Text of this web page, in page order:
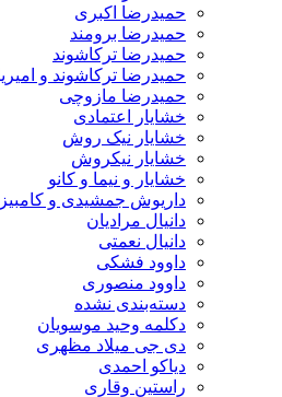
حمیدرضا اکبری
حمیدرضا برومند
حمیدرضا ترکاشوند
حمیدرضا ترکاشوند و امیریل ارجمند
حمیدرضا مازوچی
خشایار اعتمادی
خشایار نیک روش
خشایار نیکروش
خشایار و نیما و کانو
داریوش جمشیدی و کامبیز جمشیدی
دانیال مرادیان
دانیال نعمتی
داوود فشکی
داوود منصوری
دسته‌بندی نشده
دکلمه وحید موسویان
دی جی میلاد مظهری
دیاکو احمدی
راستین وقاری